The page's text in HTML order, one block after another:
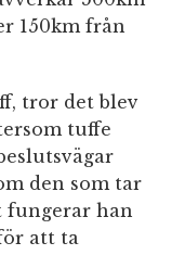
150km från
tror det blev
tuffe
den som tar
fungerar han
att ta